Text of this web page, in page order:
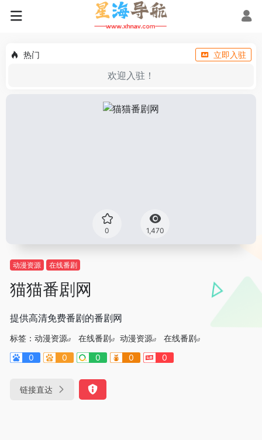
热门 立即入驻
欢迎入驻！
0 1,470
动漫资源 在线番剧
猫猫番剧网
提供高清免费番剧的番剧网
标签： 动漫资源 在线番剧 动漫资源
在线番剧
0
0 0 0 0
链接直达